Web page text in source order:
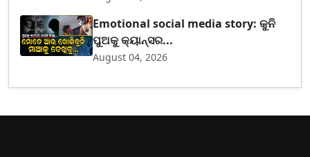
Emotional social media story: କୁନି
ପୁଅକୁ କ୍ୟାନ୍ସର...
August 04, 2026